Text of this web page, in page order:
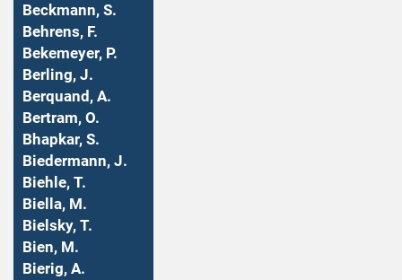
Beckmann, S.
Behrens, F.
Bekemeyer, P.
Berling, J.
Berquand, A.
Bertram, O.
Bhapkar, S.
Biedermann, J.
Biehle, T.
Biella, M.
Bielsky, T.
Bien, M.
Bierig, A.